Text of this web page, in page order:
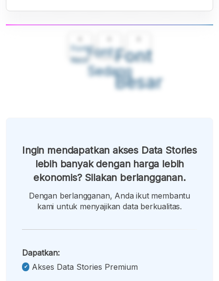
Font
Kecil
Font
Sedang
Font
Besar
Ingin mendapatkan akses Data Stories
lebih banyak dengan harga lebih
ekonomis? Silakan berlangganan.
Dengan berlangganan, Anda ikut membantu
kami untuk menyajikan data berkualitas.
Dapatkan:
Akses Data Stories Premium